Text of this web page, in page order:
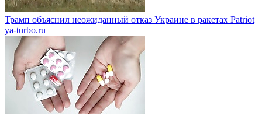
Трамп объяснил неожиданный отказ Украине в ракетах Patriot
ya-turbo.ru